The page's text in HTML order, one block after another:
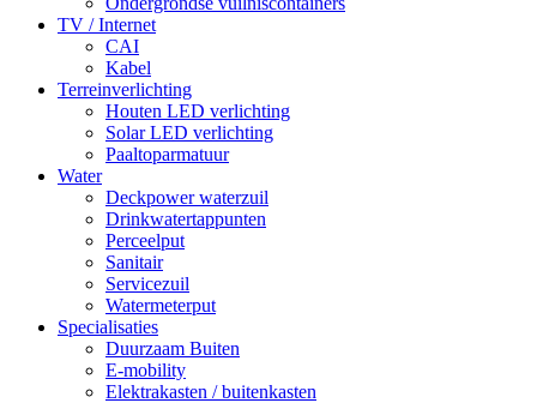
TV / Internet
CAI
Kabel
Terreinverlichting
Houten LED verlichting
Solar LED verlichting
Paaltoparmatuur
Water
Deckpower waterzuil
Drinkwatertappunten
Perceelput
Sanitair
Servicezuil
Watermeterput
Specialisaties
Duurzaam Buiten
E-mobility
Elektrakasten / buitenkasten